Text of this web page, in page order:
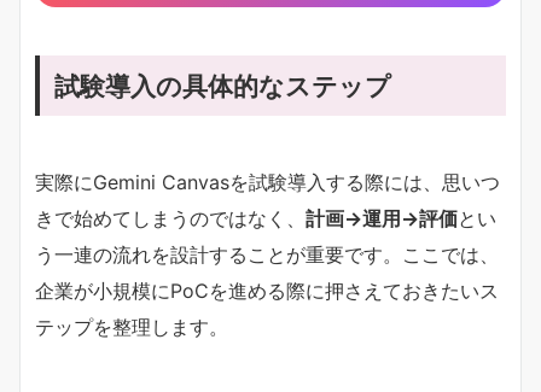
試験導入の具体的なステップ
実際にGemini Canvasを試験導入する際には、思いつ
きで始めてしまうのではなく、 計画→運用→評価とい
う一連の流れを設計することが重要です。ここでは、
企業が小規模にPoCを進める際に押さえておきたいス
テップを整理します。